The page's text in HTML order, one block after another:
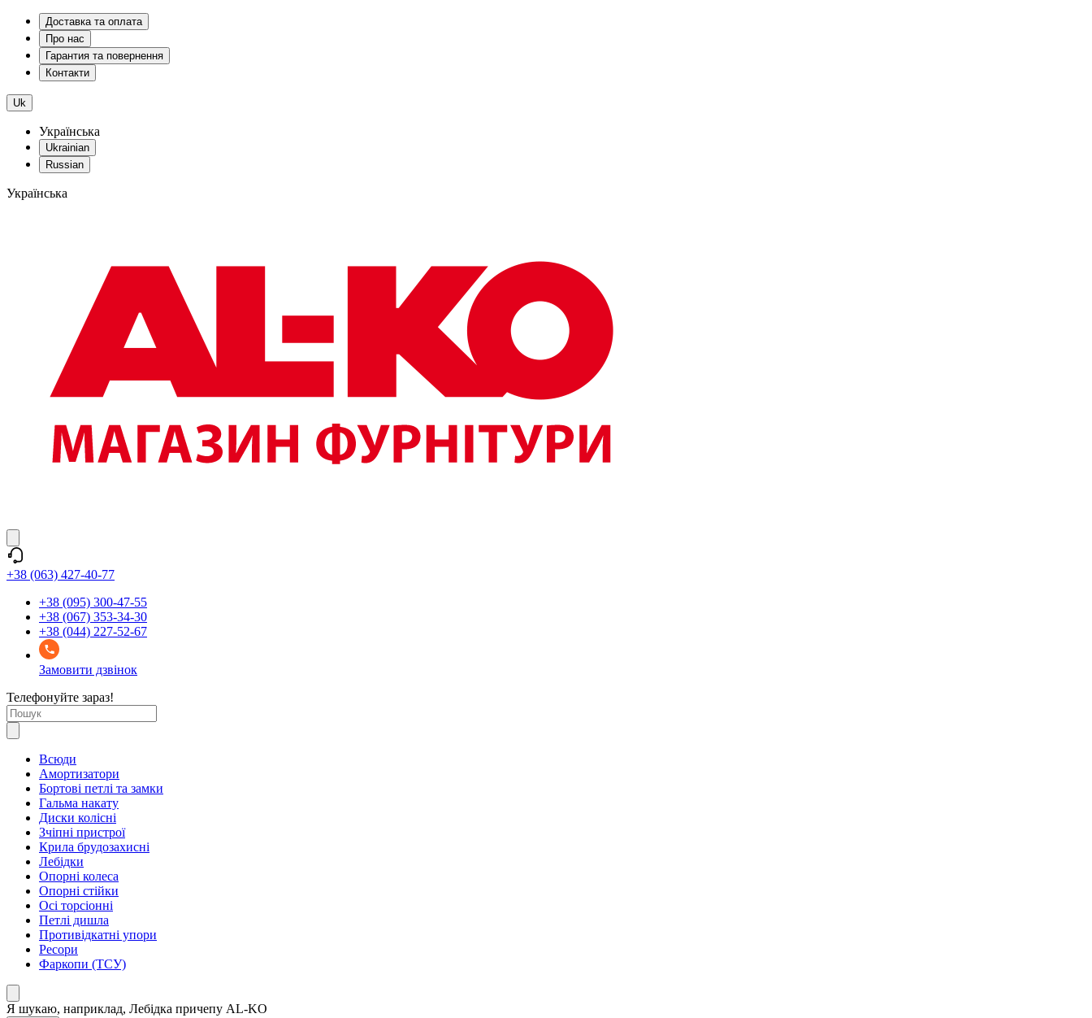
Доставка та оплата
Про нас
Гарантия та повернення
Контакти
Uk
Українська
Ukrainian
Russian
Українська
+38 (063) 427-40-77
+38 (095) 300-47-55
+38 (067) 353-34-30
+38 (044) 227-52-67
Замовити дзвінок
Телефонуйте зараз!
Всюди
Амортизатори
Бортові петлі та замки
Гальма накату
Диски колісні
Зчіпні пристрої
Крила брудозахисні
Лебідки
Опорні колеса
Опорні стійки
Осі торсіонні
Петлі дишла
Противідкатні упори
Ресори
Фаркопи (ТСУ)
Я шукаю, наприклад, Лебідка причепу AL-KO